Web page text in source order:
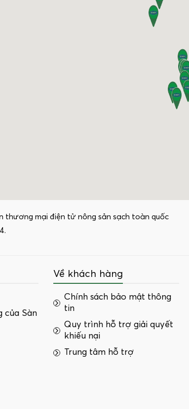
thương mại điện tử nông sản sạch toàn quốc
của Sàn
Về khách hàng
Chính sách bảo mật thông
tin
Quy trình hỗ trợ giải quyết
khiếu nại
Trung tâm hỗ trợ